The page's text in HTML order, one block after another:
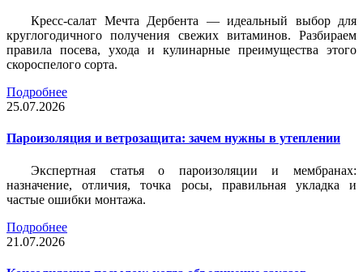
Кресс-салат Мечта Дербента — идеальный выбор для
круглогодичного получения свежих витаминов. Разбираем
правила посева, ухода и кулинарные преимущества этого
скороспелого сорта.
Подробнее
25.07.2026
Пароизоляция и ветрозащита: зачем нужны в утеплении
Экспертная статья о пароизоляции и мембранах:
назначение, отличия, точка росы, правильная укладка и
частые ошибки монтажа.
Подробнее
21.07.2026